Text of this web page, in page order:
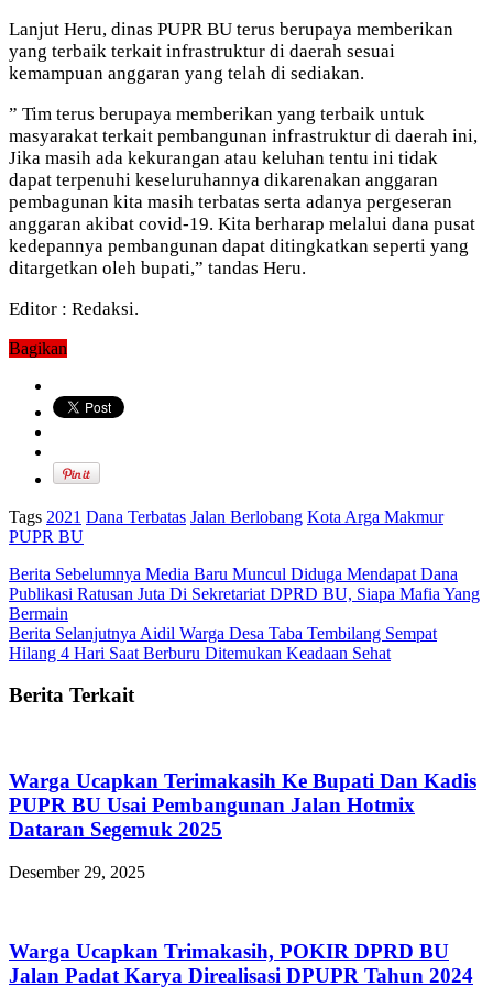
Lanjut Heru, dinas PUPR BU terus berupaya memberikan
yang terbaik terkait infrastruktur di daerah sesuai
kemampuan anggaran yang telah di sediakan.
” Tim terus berupaya memberikan yang terbaik untuk
masyarakat terkait pembangunan infrastruktur di daerah ini,
Jika masih ada kekurangan atau keluhan tentu ini tidak
dapat terpenuhi keseluruhannya dikarenakan anggaran
pembagunan kita masih terbatas serta adanya pergeseran
anggaran akibat covid-19. Kita berharap melalui dana pusat
kedepannya pembangunan dapat ditingkatkan seperti yang
ditargetkan oleh bupati,” tandas Heru.
Editor : Redaksi.
Bagikan
Tags 2021 Dana Terbatas Jalan Berlobang Kota Arga Makmur
PUPR BU
Berita Sebelumnya Media Baru Muncul Diduga Mendapat Dana
Publikasi Ratusan Juta Di Sekretariat DPRD BU, Siapa Mafia Yang
Bermain
Berita Selanjutnya Aidil Warga Desa Taba Tembilang Sempat
Hilang 4 Hari Saat Berburu Ditemukan Keadaan Sehat
Berita Terkait
Warga Ucapkan Terimakasih Ke Bupati Dan Kadis
PUPR BU Usai Pembangunan Jalan Hotmix
Dataran Segemuk 2025
Desember 29, 2025
Warga Ucapkan Trimakasih, POKIR DPRD BU
Jalan Padat Karya Direalisasi DPUPR Tahun 2024